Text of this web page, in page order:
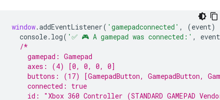
window.addEventListener( 'gamepadconnected' , (event)
console. log( '✅ 🎮 A gamepad was connected:' ,
event
/*
    gamepad: Gamepad
    axes: (4) [0, 0, 0, 0]
buttons: (17) [GamepadButton, GamepadButton,
    connected: true
id: "Xbox 360 Controller (STANDARD GAMEPAD